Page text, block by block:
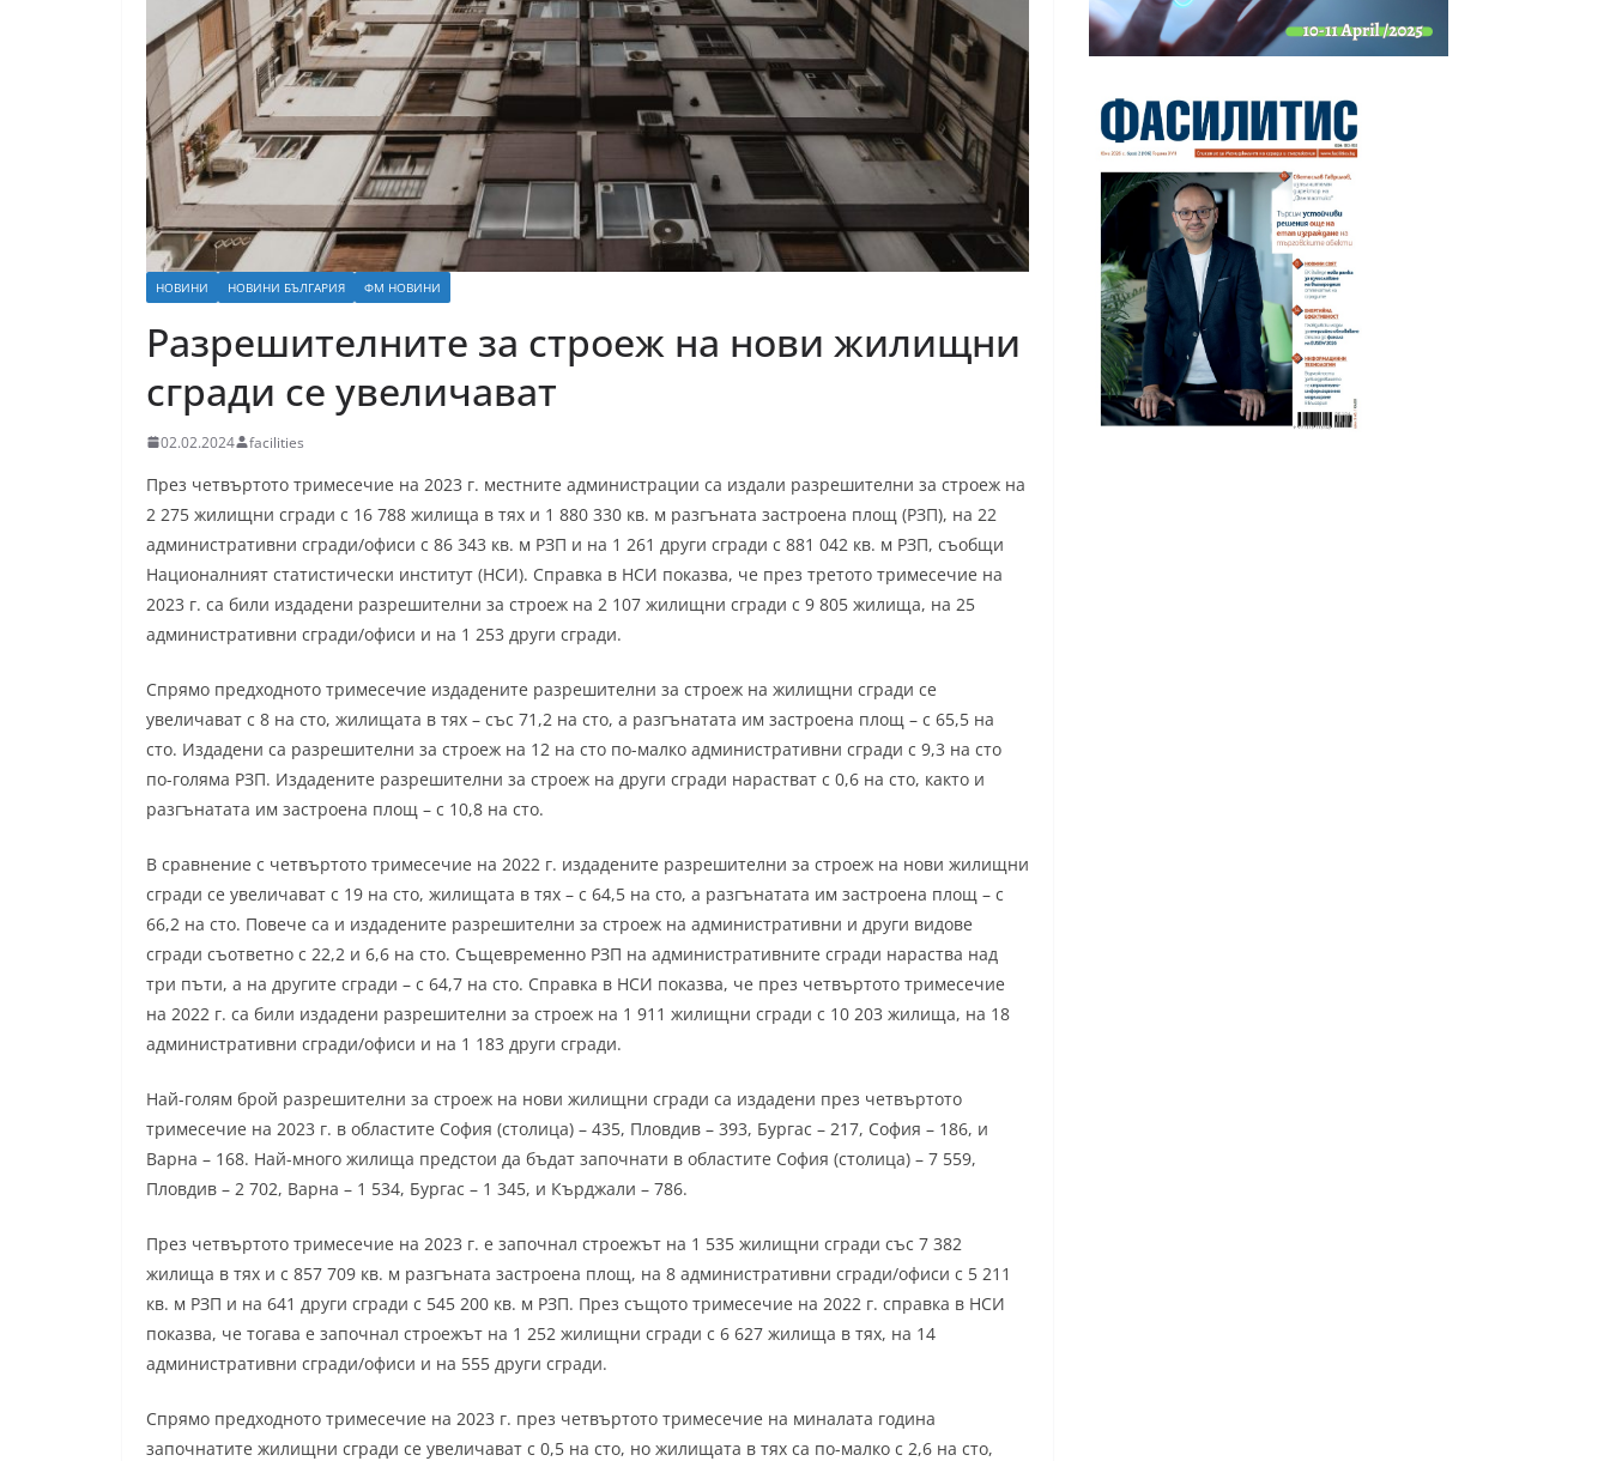
НОВИНИ НОВИНИ БЪЛГАРИЯ ФМ НОВИНИ
Разрешителните за строеж на нови жилищни
сгради се увеличават
02.02.2024 facilities
През четвъртото тримесечие на 2023 г. местните администрации са издали разрешителни за строеж на
2 275 жилищни сгради с 16 788 жилища в тях и 1 880 330 кв. м разгъната застроена площ (РЗП), на 22
административни сгради/офиси с 86 343 кв. м РЗП и на 1 261 други сгради с 881 042 кв. м РЗП, съобщи
Националният статистически институт (НСИ). Справка в НСИ показва, че през третото тримесечие на
2023 г. са били издадени разрешителни за строеж на 2 107 жилищни сгради с 9 805 жилища, на 25
административни сгради/офиси и на 1 253 други сгради.
Спрямо предходното тримесечие издадените разрешителни за строеж на жилищни сгради се
увеличават с 8 на сто, жилищата в тях – със 71,2 на сто, а разгънатата им застроена площ – с 65,5 на
сто. Издадени са разрешителни за строеж на 12 на сто по-малко административни сгради с 9,3 на сто
по-голяма РЗП. Издадените разрешителни за строеж на други сгради нарастват с 0,6 на сто, както и
разгънатата им застроена площ – с 10,8 на сто.
В сравнение с четвъртото тримесечие на 2022 г. издадените разрешителни за строеж на нови жилищни
сгради се увеличават с 19 на сто, жилищата в тях – с 64,5 на сто, а разгънатата им застроена площ – с
66,2 на сто. Повече са и издадените разрешителни за строеж на административни и други видове
сгради съответно с 22,2 и 6,6 на сто. Същевременно РЗП на административните сгради нараства над
три пъти, а на другите сгради – с 64,7 на сто. Справка в НСИ показва, че през четвъртото тримесечие
на 2022 г. са били издадени разрешителни за строеж на 1 911 жилищни сгради с 10 203 жилища, на 18
административни сгради/офиси и на 1 183 други сгради.
Най-голям брой разрешителни за строеж на нови жилищни сгради са издадени през четвъртото
тримесечие на 2023 г. в областите София (столица) – 435, Пловдив – 393, Бургас – 217, София – 186, и
Варна – 168. Най-много жилища предстои да бъдат започнати в областите София (столица) – 7 559,
Пловдив – 2 702, Варна – 1 534, Бургас – 1 345, и Кърджали – 786.
През четвъртото тримесечие на 2023 г. е започнал строежът на 1 535 жилищни сгради със 7 382
жилища в тях и с 857 709 кв. м разгъната застроена площ, на 8 административни сгради/офиси с 5 211
кв. м РЗП и на 641 други сгради с 545 200 кв. м РЗП. През същото тримесечие на 2022 г. справка в НСИ
показва, че тогава е започнал строежът на 1 252 жилищни сгради с 6 627 жилища в тях, на 14
административни сгради/офиси и на 555 други сгради.
Спрямо предходното тримесечие на 2023 г. през четвъртото тримесечие на миналата година
започнатите жилищни сгради се увеличават с 0,5 на сто, но жилищата в тях са по-малко с 2,6 на сто,